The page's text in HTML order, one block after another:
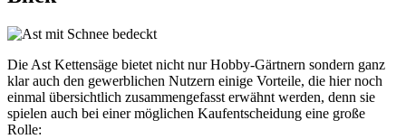
Die Ast Kettensäge bietet nicht nur Hobby-Gärtnern sondern ganz
klar auch den gewerblichen Nutzern einige Vorteile, die hier noch
einmal übersichtlich zusammengefasst erwähnt werden, denn sie
spielen auch bei einer möglichen Kaufentscheidung eine große
Rolle: